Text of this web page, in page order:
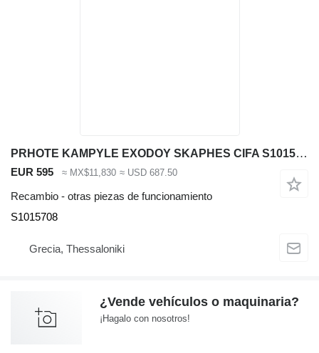
PRHOTE KAMPYLE EXODOY SKAPHES CIFA S1015708 para CIFA PA 1506 bomba de hormigón
EUR 595 ≈ MX$11,830 ≈ USD 687.50
Recambio - otras piezas de funcionamiento
S1015708
Grecia, Thessaloniki
¿Vende vehículos o maquinaria?
¡Hagalo con nosotros!